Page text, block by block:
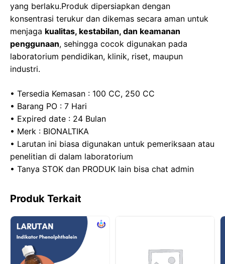
yang berlaku.Produk dipersiapkan dengan
konsentrasi terukur dan dikemas secara aman untuk
menjaga kualitas, kestabilan, dan keamanan
penggunaan, sehingga cocok digunakan pada
laboratorium pendidikan, klinik, riset, maupun
industri.
• Tersedia Kemasan : 100 CC, 250 CC
• Barang PO : 7 Hari
• Expired date : 24 Bulan
• Merk : BIONALTIKA
• Larutan ini biasa digunakan untuk pemeriksaan atau
penelitian di dalam laboratorium
• Tanya STOK dan PRODUK lain bisa chat admin
Produk Terkait